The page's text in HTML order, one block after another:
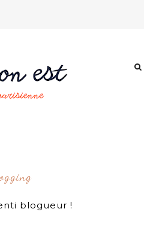
blogueur !